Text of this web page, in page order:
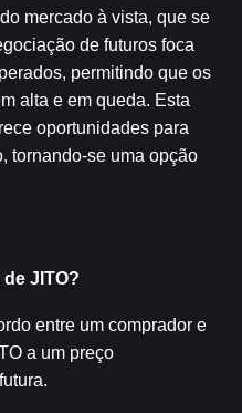
mercado à vista, que se
de futuros foca
permitindo que os
alta e em queda. Esta
oportunidades para
tornando-se uma opção
JITO?
entre um comprador e
a um preço